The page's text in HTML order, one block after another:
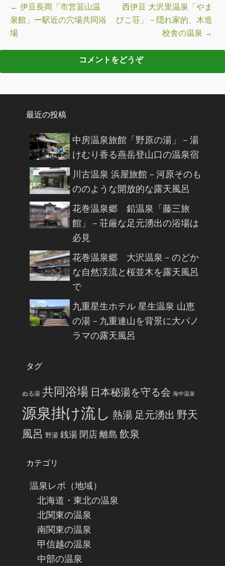
投稿ナビゲーション
← 伊豆長岡「市営韮山温
泉館」ー駅近の穴場共同浴
場
西伊豆 大沢里温泉「やま
びこ荘」－隠れ家的、木造
校舎の温泉 →
最近の投稿
中房温泉旅館「野原の湯」－湯
けむり香る燕岳登山口の温泉宿
川古温泉 浜屋旅館－河原そのも
ののような開放的な露天風呂
花巻温泉郷 鉛温泉「藤三旅
館」－荘厳な足元湧出の浴場は
必見
花巻温泉郷 大沢温泉－のどか
な自然渓流と桜並木を露天風呂
で
九重星生ホテル 星生温泉 山恵
の湯－九重連山を背景に大パノ
ラマの露天風呂
タグ
ぬる湯 共同浴場 日本秘湯を守る会 海中温泉
源泉掛け流し 熱湯 足元湧出 野天
風呂 野湯 銭湯 閉店 離島 飲泉
カテゴリ
温泉レポ（地域）
北海道・東北の温泉
北関東の温泉
南関東の温泉
甲信越の温泉
中部の温泉